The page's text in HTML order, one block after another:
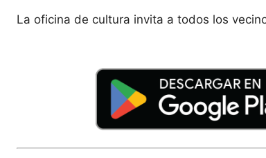
La oficina de cultura invita a todos los